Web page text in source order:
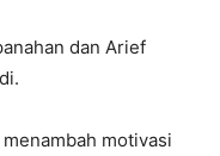
dan Arief
motivasi